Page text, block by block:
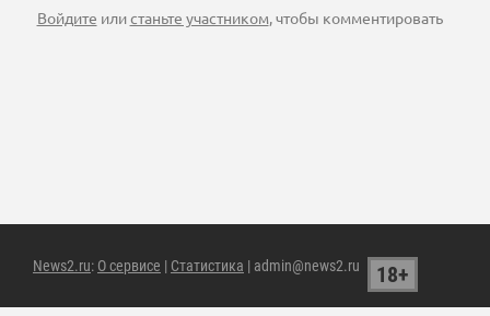
Войдите илистаньте участником, чтобы комментировать
News2.ru: О сервисе | Статистика | admin@news2.ru 18+